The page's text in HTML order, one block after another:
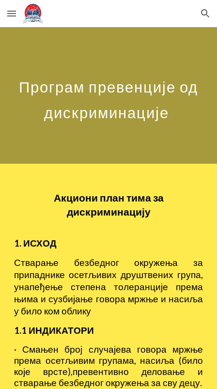
Skip to main content Skip to navigation
Програм превенције од
дискриминације
Акциони план тима за
дискриминацију
1. ИСХОД
Стварање безбедног окружења за
припаднике осетљивих друштвених група,
унапеђење степена толеранције према
њима и сузбијање говора мржње и насиља
у било ком облику
1.1 ИНДИКАТОРИ
· Смањен број случајева говора мржње
према осетљивим групама, насиља (било
које врсте),превентивно деловање и
стварање безбедног окружења за сву децу.